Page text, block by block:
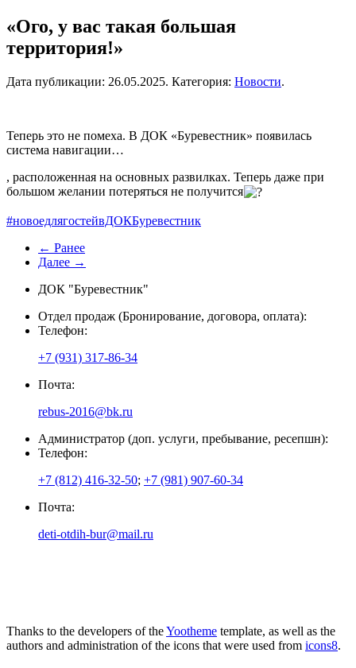
«Ого, у вас такая большая
территория!»
Дата публикации: 26.05.2025. Категория: Новости.
Теперь это не помеха. В ДОК «Буревестник» появилась
система навигации…
, расположенная на основных развилках. Теперь даже при
большом желании потеряться не получится
#новоедлягостейвДОКБуревестник
← Ранее
Далее →
ДОК "Буревестник"
Отдел продаж (Бронирование, договора, оплата):
Телефон:
+7 (931) 317-86-34
Почта:
rebus-2016@bk.ru
Администратор (доп. услуги, пребывание, ресепшн):
Телефон:
+7 (812) 416-32-50; +7 (981) 907-60-34
Почта:
deti-otdih-bur@mail.ru
Thanks to the developers of theYootheme template, as well as the
authors and administration of the icons that were used from icons8.